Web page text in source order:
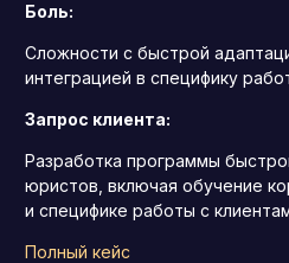
Боль:
Сложности с быстрой
интеграцией в специфику
Запрос клиента:
Разработка программы
юристов, включая обучение
и специфике работы с
Полный кейс